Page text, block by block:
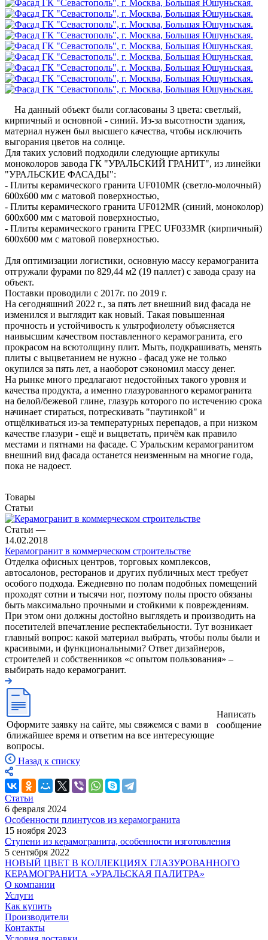
На данный объект были согласованы 3 цвета: светлый,
кирпичный и основной - синий. Из-за высотности здания,
материал нужен был высшего качества, чтобы исключить
выгорания цветов на солнце.
Для таких условий подходили следующие артикулы
моноколоров завода ГК "УРАЛЬСКИЙ ГРАНИТ", из линейки
"УРАЛЬСКИЕ ФАСАДЫ":
- Плиты керамического гранита UF010MR (светло-молочный)
600х600 мм с матовой поверхностью,
- Плиты керамического гранита UF012MR (синий, моноколор)
600х600 мм с матовой поверхностью,
- Плиты керамического гранита ГРЕС UF033MR (кирпичный)
600х600 мм с матовой поверхностью.
Для оптимизации логистики, основную массу керамогранита
отгружали фурами по 829,44 м2 (19 паллет) с завода сразу на
объект.
Поставки проводили с 2017г. по 2019 г.
На сегодняшний 2022 г., за пять лет внешний вид фасада не
изменился и выглядит как новый. Такая повышенная
прочность и устойчивость к ультрофиолету объясняется
наивысшим качеством поставленного керамогранита, его
прокрасом на всютолщину плит. Мыть, подкрашивать, менять
плиты с выцветанием не нужно - фасад уже не только
окупился за пять лет, а наоборот сэкономил массу денег.
На рынке много предлагают недостойных такого уровня и
качества продукта, а именно глазурованного керамогранита
на белой/бежевой глине, глазурь которого по истечению срока
начинает стираться, потрескивать "паутинкой" и
отщёлкиваться из-за температурных перепадов, а при низком
качестве глазури - ещё и выцветать, причём как правило
местами и пятнами на фасаде. С Уральским керамогранитом
внешний вид фасада останется неизменным на многие года,
пока не надоест.
Товары
Статьи
Статьи —
14.02.2018
Керамогранит в коммерческом строительстве
Отделка офисных центров, торговых комплексов,
автосалонов, ресторанов и других публичных мест требует
особого подхода. Ежедневно по полам подобных помещений
проходят сотни и тысячи ног, поэтому полы просто обязаны
быть максимально прочными и стойкими к повреждениям.
При этом они должны достойно выглядеть и производить на
посетителей впечатление респектабельности. Тут возникает
главный вопрос: какой материал выбрать, чтобы полы были и
красивыми, и функциональными? Ответ дизайнеров,
строителей и собственников «с опытом пользования» –
выбирать надо керамогранит.
Оформите заявку на сайте, мы свяжемся с вами в
ближайшее время и ответим на все интересующие
вопросы.
Написать
сообщение
Назад к списку
Статьи
6 февраля 2024
Особенности плинтусов из керамогранита
15 ноября 2023
Ступени из керамогранита, особенности изготовления
5 сентября 2022
НОВЫЙ ЦВЕТ В КОЛЛЕКЦИЯХ ГЛАЗУРОВАННОГО
КЕРАМОГРАНИТА «УРАЛЬСКАЯ ПАЛИТРА»
О компании
Услуги
Как купить
Производители
Контакты